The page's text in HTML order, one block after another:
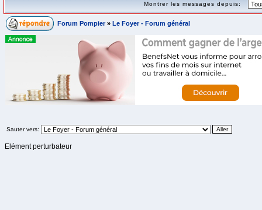
Montrer les messages depuis:
Forum Pompier » Le Foyer - Forum général
Sauter vers:
Elément perturbateur